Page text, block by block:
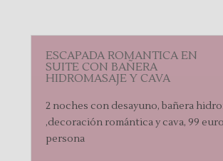
ESCAPADA ROMANTICA EN
SUITE CON BAÑERA
HIDROMASAJE Y CAVA
2 noches con desayuno, bañera
,decoración romántica y cava, 99
persona